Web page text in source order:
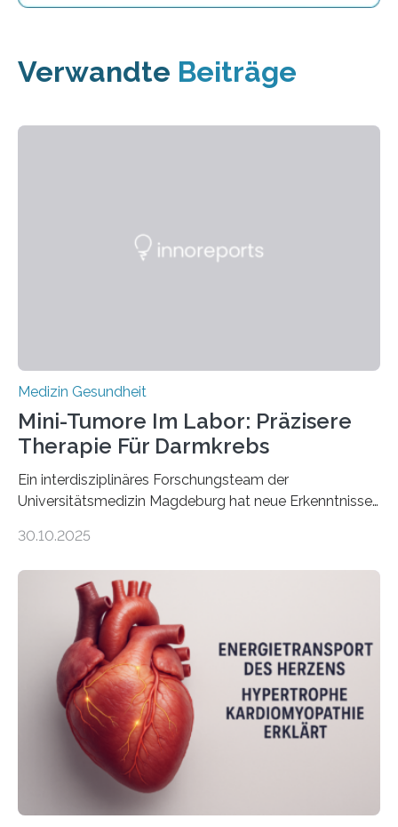
Verwandte Beiträge
Medizin Gesundheit
Mini-Tumore Im Labor: Präzisere
Therapie Für Darmkrebs
Ein interdisziplinäres Forschungsteam der
Universitätsmedizin Magdeburg hat neue Erkenntnisse
behandelt werden kann. In ihrer aktuellen Studie,
Oncology, zeigen die Forschenden, dass Mini-Tumore
aus Gewebe von Patientinnen und Patienten –
sogenannte Organoide – genutzt werden können, um
vorab zu prüfen, welche Medikamente am besten
wirken. Dabei wurde ein Eiweiß identifiziert, das künftig
als Biomarker für die Wahl der passenden Therapie
dienen könnte. Darmkrebs zählt weltweit zu den
häufigsten Krebsarten und stellt…
30.10.2025